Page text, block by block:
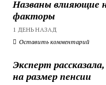
Названы влияющие
факторы
1 ДЕНЬ НАЗАД
Оставить комментарий
Эксперт
на размер пенсии